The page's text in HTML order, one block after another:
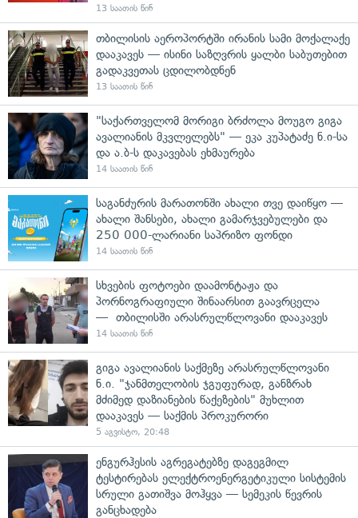
13 საათის წინ
თბილისის აეროპორტში ირანის სამი მოქალაქე
დააკავეს — ისინი საზღვრის ყალბი საბუთებით
გადაკვეთას ცდილობდნენ
13 საათის წინ
"საქართველომ მორიგი ბრძოლა მოუგო გიგა
ავალიანის მკვლელებს" — ეკა კუპატაძე ნ.ი-სა
და ა.ბ-ს დაკავებას ეხმაურება
14 საათის წინ
საგანძურის მარათონში ახალი თვე დაიწყო —
ახალი შანსები, ახალი გამარჯვებულები და
250 000-ლარიანი საპრიზო ფონდი
14 საათის წინ
სხვების ფოტოები დაამონტაჟა და
პორნოგრაფიული შინაარსით გაავრცელა
— თბილისში არასრულწლოვანი დააკავეს
14 საათის წინ
გიგა ავალიანის საქმეზე არასრულწლოვანი
ნ.ი. "ჯანმთელობის ჯგუფურად, განზრახ
მძიმედ დაზიანების წაქეზების" მუხლით
დააკავეს — საქმის პროკურორი
5 აგვისტო, 20:48
ენგურჰესის აგრეგატებზე დაგეგმილ
ტესტირებას ელექტროენერგეტიკული სისტემის
სრული გათიშვა მოჰყვა — სემეკის წევრის
განცხადება